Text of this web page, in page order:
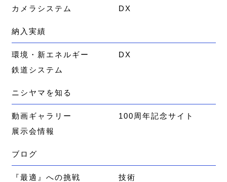
カメラシステム
DX
納入実績
環境・新エネルギー
DX
鉄道システム
ニシヤマを知る
動画ギャラリー
100周年記念サイト
展示会情報
ブログ
『最適』への挑戦
技術